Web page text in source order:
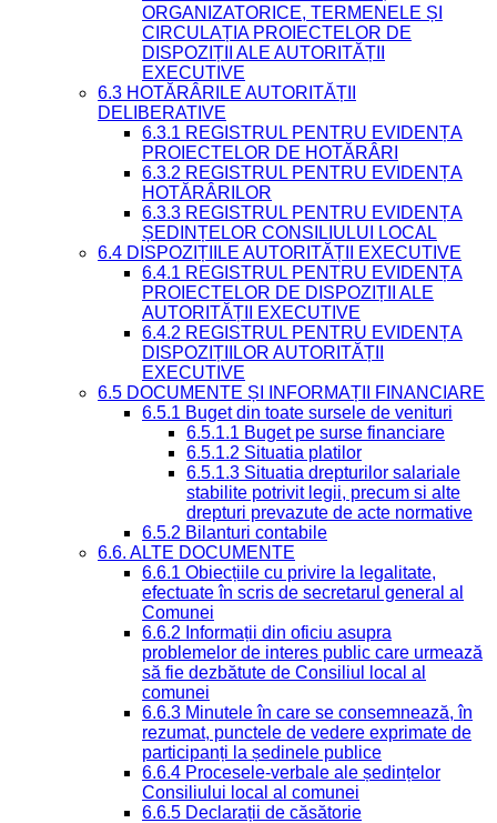
ORGANIZATORICE, TERMENELE ȘI
CIRCULAȚIA PROIECTELOR DE
DISPOZIȚII ALE AUTORITĂȚII
EXECUTIVE
6.3 HOTĂRÂRILE AUTORITĂȚII
DELIBERATIVE
6.3.1 REGISTRUL PENTRU EVIDENȚA
PROIECTELOR DE HOTĂRÂRI
6.3.2 REGISTRUL PENTRU EVIDENȚA
HOTĂRÂRILOR
6.3.3 REGISTRUL PENTRU EVIDENȚA
ȘEDINȚELOR CONSILIULUI LOCAL
6.4 DISPOZIȚIILE AUTORITĂȚII EXECUTIVE
6.4.1 REGISTRUL PENTRU EVIDENȚA
PROIECTELOR DE DISPOZIȚII ALE
AUTORITĂȚII EXECUTIVE
6.4.2 REGISTRUL PENTRU EVIDENȚA
DISPOZIȚIILOR AUTORITĂȚII
EXECUTIVE
6.5 DOCUMENTE ȘI INFORMAȚII FINANCIARE
6.5.1 Buget din toate sursele de venituri
6.5.1.1 Buget pe surse financiare
6.5.1.2 Situatia platilor
6.5.1.3 Situatia drepturilor salariale
stabilite potrivit legii, precum si alte
drepturi prevazute de acte normative
6.5.2 Bilanturi contabile
6.6. ALTE DOCUMENTE
6.6.1 Obiecțiile cu privire la legalitate,
efectuate în scris de secretarul general al
Comunei
6.6.2 Informații din oficiu asupra
problemelor de interes public care urmează
să fie dezbătute de Consiliul local al
comunei
6.6.3 Minutele în care se consemnează, în
rezumat, punctele de vedere exprimate de
participanți la ședinele publice
6.6.4 Procesele-verbale ale ședințelor
Consiliului local al comunei
6.6.5 Declarații de căsătorie